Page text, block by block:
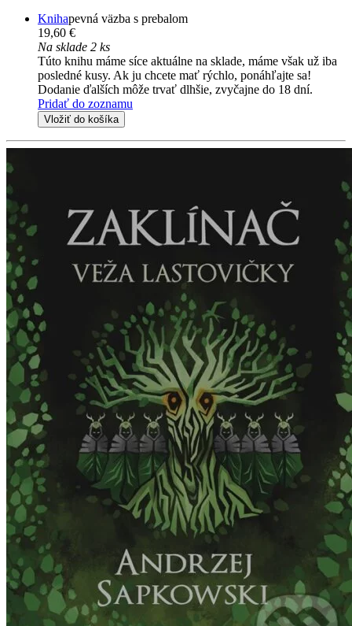
Knihapevná väzba s prebalom
19,60 €
Na sklade 2 ks
Túto knihu máme síce aktuálne na sklade, máme však už iba
posledné kusy. Ak ju chcete mať rýchlo, ponáhľajte sa!
Dodanie ďalších môže trvať dlhšie, zvyčajne do 18 dní.
Pridať do zoznamu
Vložiť do košíka